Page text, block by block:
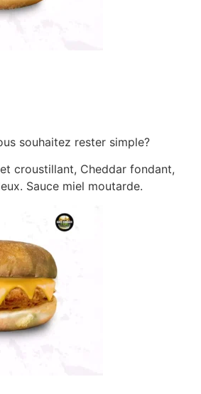
souhaitez rester simple?
croustillant, Cheddar fondant,
Sauce miel moutarde.